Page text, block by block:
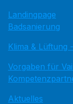
Landingpage
Badsanierung
Klima & Lüftung
Vorgaben für
Aktuelles